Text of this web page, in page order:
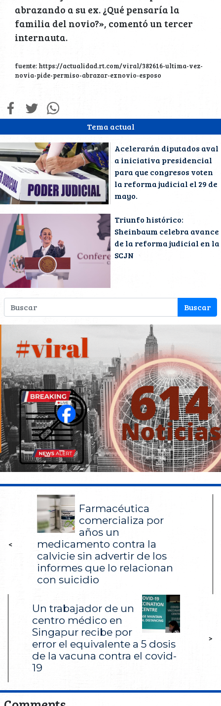
Tema actual
Acelerarán diputados aval
a iniciativa presidencial
para que congresos voten
la reforma judicial el 29 de
mayo.
Triunfo histórico:
Sheinbaum celebra avance
de la reforma judicial en la
SCJN
abrazando a su ex. ¿Qué pensaría la
familia del novio?», comentó un tercer
internauta.
fuente: https://actualidad.rt.com/viral/382616-ultima-vez-
novia-pide-permiso-abrazar-exnovio-esposo
<
Farmacéutica
comercializa por
años un
medicamento contra la
calvicie sin advertir de los
informes que lo relacionan
con suicidio
Un trabajador de un
centro médico en
Singapur recibe por
error el equivalente a 5 dosis
de la vacuna contra el covid-
19
>